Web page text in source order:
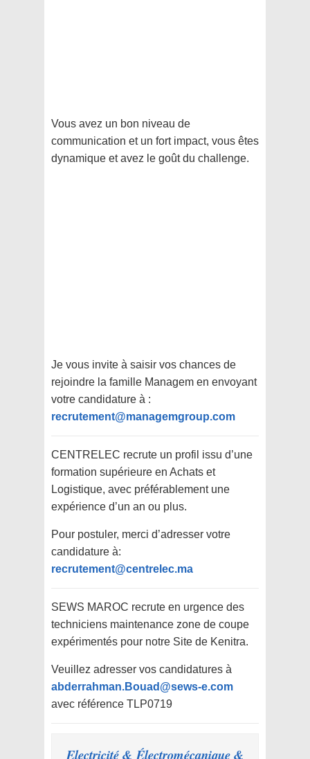
Vous avez un bon niveau de
communication et un fort impact, vous êtes
dynamique et avez le goût du challenge.
Je vous invite à saisir vos chances de
rejoindre la famille Managem en envoyant
votre candidature à :
recrutement@managemgroup.com
CENTRELEC recrute un profil issu d’une
formation supérieure en Achats et
Logistique, avec préférablement une
expérience d’un an ou plus.
Pour postuler, merci d’adresser votre
candidature à:
recrutement@centrelec.ma
SEWS MAROC recrute en urgence des
techniciens maintenance zone de coupe
expérimentés pour notre Site de Kenitra.
Veuillez adresser vos candidatures à
abderrahman.Bouad@sews-e.com
avec référence TLP0719
Electricité & Électromécanique &